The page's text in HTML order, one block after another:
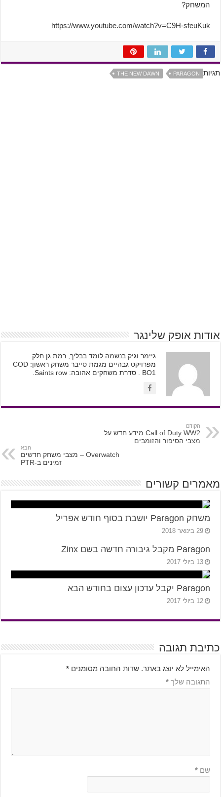
המשחק?
https://www.youtube.com/watch?v=C9H-sfeuKuk
תגיות PARAGON
THE NEW DAWN
אודות אופק שלינגר
גיימר וגיק בנשמה לומד בבליך, רמת גן חלק
מפרויקט גבהיים מגמת סייבר משחק ראשון: COD
BO1 . סדרת משחקים אהובה: Saints row.
הקודם
Call of Duty WW2 מידע חדש על
מצבי הסיפור והזומבים
הבא
Overwatch – מצבי משחק חדשים
זמינים ב-PTR
מאמרים קשורים
משחק Paragon יושבת בסוף חודש אפריל
29 בינואר 2018
Paragon מקבל גיבורה חדשה בשם Zinx
13 ביולי 2017
Paragon יקבל עדכון עצום בחודש הבא
12 ביולי 2017
כתיבת תגובה
האימייל לא יוצג באתר. שדות החובה מסומנים *
התגובה שלך *
שם *